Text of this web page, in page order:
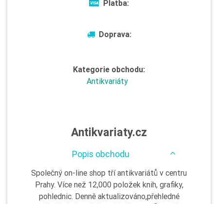
Platba:
Doprava:
Kategorie obchodu:
Antikvariáty
Antikvariaty.cz
Popis obchodu
Společný on-line shop tří antikvariátů v centru
Prahy. Více než 12,000 položek knih, grafiky,
pohlednic. Denně aktualizováno,přehledné